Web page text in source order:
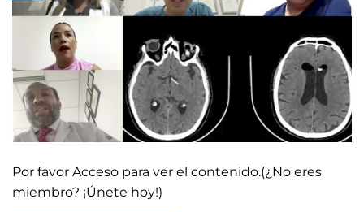
Por favor Acceso para ver el contenido.(¿No eres
miembro? ¡Únete hoy!)